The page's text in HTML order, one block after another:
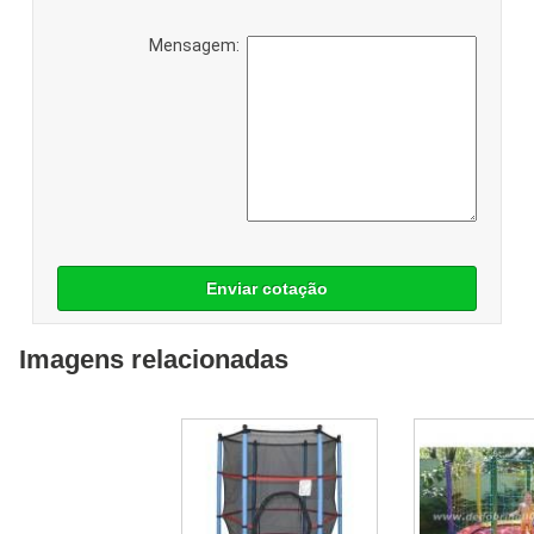
Mensagem:
Enviar cotação
Imagens relacionadas